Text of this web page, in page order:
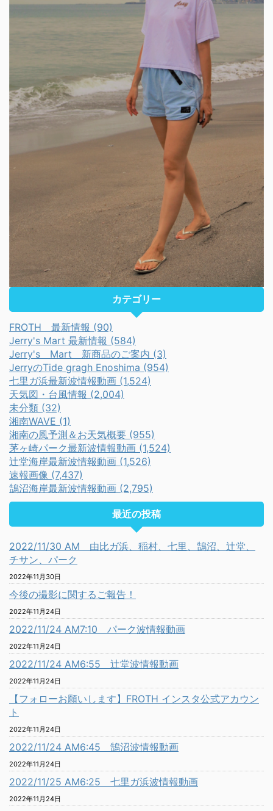
カテゴリー
FROTH 最新情報 (90)
Jerry's Mart 最新情報 (584)
Jerry's Mart 新商品のご案内 (3)
JerryのTide gragh Enoshima (954)
七里ガ浜最新波情報動画 (1,524)
天気図・台風情報 (2,004)
未分類 (32)
湘南WAVE (1)
湘南の風予測＆お天気概要 (955)
茅ヶ崎パーク最新波情報動画 (1,524)
辻堂海岸最新波情報動画 (1,526)
速報画像 (7,437)
鵠沼海岸最新波情報動画 (2,795)
最近の投稿
2022/11/30 AM 由比ガ浜、稲村、七里、鵠沼、辻堂、
チサン、パーク
2022年11月30日
今後の撮影に関するご報告！
2022年11月24日
2022/11/24 AM7:10 パーク波情報動画
2022年11月24日
2022/11/24 AM6:55 辻堂波情報動画
2022年11月24日
【フォローお願いします】FROTH インスタ公式アカウン
ト
2022年11月24日
2022/11/24 AM6:45 鵠沼波情報動画
2022年11月24日
2022/11/25 AM6:25 七里ガ浜波情報動画
2022年11月24日